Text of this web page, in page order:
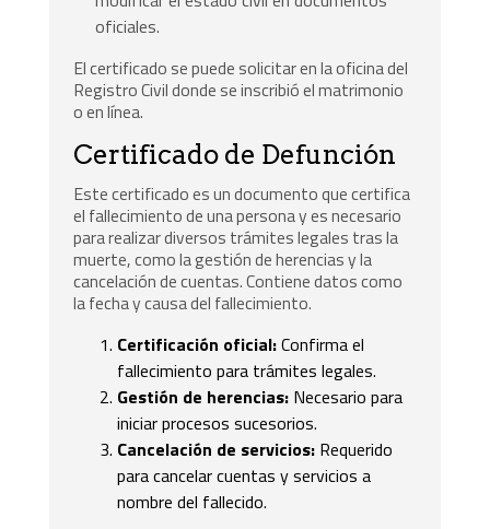
oficiales.
El certificado se puede solicitar en la oficina del
Registro Civil donde se inscribió el matrimonio
o en línea.
Certificado de Defunción
Este certificado es un documento que certifica
el fallecimiento de una persona y es necesario
para realizar diversos trámites legales tras la
muerte, como la gestión de herencias y la
cancelación de cuentas. Contiene datos como
la fecha y causa del fallecimiento.
Certificación oficial:Confirma el
fallecimiento para trámites legales.
Gestión de herencias: Necesario para
iniciar procesos sucesorios.
Cancelación de servicios: Requerido
para cancelar cuentas y servicios a
nombre del fallecido.